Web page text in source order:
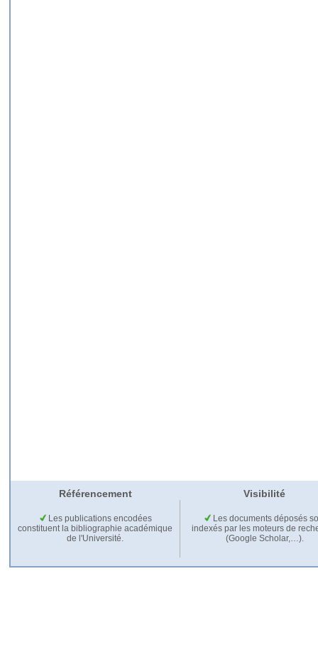
Référencement Visibilité
Les publications encodées
constituent la bibliographie académique
de l'Université.
Les documents déposés
indexés par les moteurs de
(Google Scholar,…).